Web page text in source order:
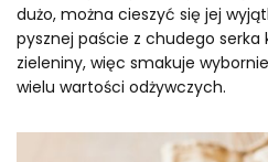
dużo, można cieszyć się jej
pysznej paście z chudego
zieleniny, więc smakuje
wielu wartości odżywczych.